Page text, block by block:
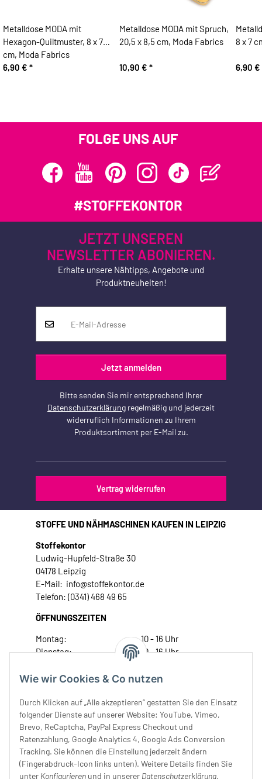
Wie wir Cookies & Co nutzen
Durch Klicken auf „Alle akzeptieren“ gestatten Sie den Einsatz
folgender Dienste auf unserer Website: YouTube, Vimeo,
Brevo, ReCaptcha, PayPal Express Checkout und
Ratenzahlung, Google Analytics 4, Google Ads Conversion
Tracking. Sie können die Einstellung jederzeit ändern
(Fingerabdruck-Icon links unten). Weitere Details finden Sie
unter Konfigurieren und in unserer Datenschutzerklärung.
Metalldose MODA mit
Hexagon-Quiltmuster, 8 x 7
cm, Moda Fabrics
6,90 € *
Metalldose MODA mit Spruch,
20,5 x 8,5 cm, Moda Fabrics
10,90 € *
8 x 7
6,90 €
FOLGE UNS AUF
#STOFFEKONTOR
JETZT UNSEREN
NEWSLETTER ABONIEREN.
Erhalte unsere Nähtipps, Angebote und
Produktneuheiten!
Jetzt anmelden
Bitte senden Sie mir entsprechend Ihrer
Datenschutzerklärung regelmäßig und jederzeit
widerruflich Informationen zu Ihrem
Produktsortiment per E-Mail zu.
Vertrag widerrufen
STOFFE UND NÄHMASCHINEN KAUFEN IN LEIPZIG
Stoffekontor
Ludwig-Hupfeld-Straße 30
04178 Leipzig
E-Mail: info@stoffekontor.de
Telefon: (0341) 468 49 65
ÖFFNUNGSZEITEN
Montag:
10 - 16 Uhr
Dienstag:
10 - 16 Uhr
Donnerstag:
10 - 18 Uhr
Samstag:
10 - 14 Uhr
Unser Service
Rechtliches